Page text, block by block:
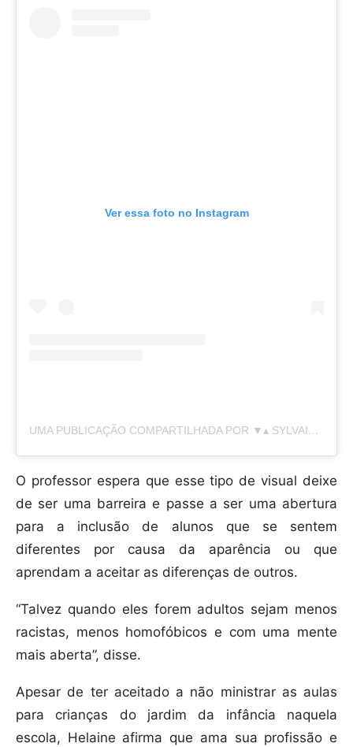
Ver essa foto no Instagram
UMA PUBLICAÇÃO COMPARTILHADA POR ▼▴ SYLVAIN ▴▼ (@FREAKYHOODY)
O professor espera que esse tipo de visual deixe
de ser uma barreira e passe a ser uma abertura
para a inclusão de alunos que se sentem
diferentes por causa da aparência ou que
aprendam a aceitar as diferenças de outros.
“Talvez quando eles forem adultos sejam menos
racistas, menos homofóbicos e com uma mente
mais aberta”, disse.
Apesar de ter aceitado a não ministrar as aulas
para crianças do jardim da infância naquela
escola, Helaine afirma que ama sua profissão e